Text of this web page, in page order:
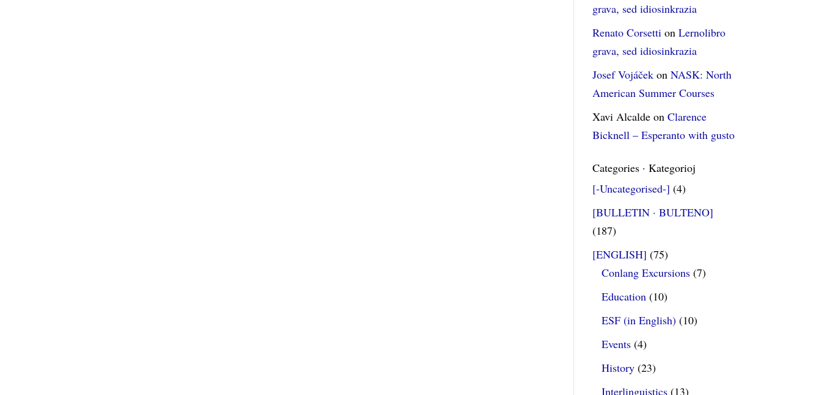
grava, sed idiosinkrazia
Renato Corsettion Lernolibro
grava, sed idiosinkrazia
Josef Vojáčekon NASK: North
American Summer Courses
Xavi Alcaldeon Clarence
Bicknell – Esperanto with gusto
Categories · Kategorioj
[-Uncategorised-] (4)
[BULLETIN · BULTENO]
(187)
[ENGLISH] (75)
Conlang Excursions(7)
Education(10)
ESF (in English) (10)
Events(4)
History(23)
Interlinguistics(13)